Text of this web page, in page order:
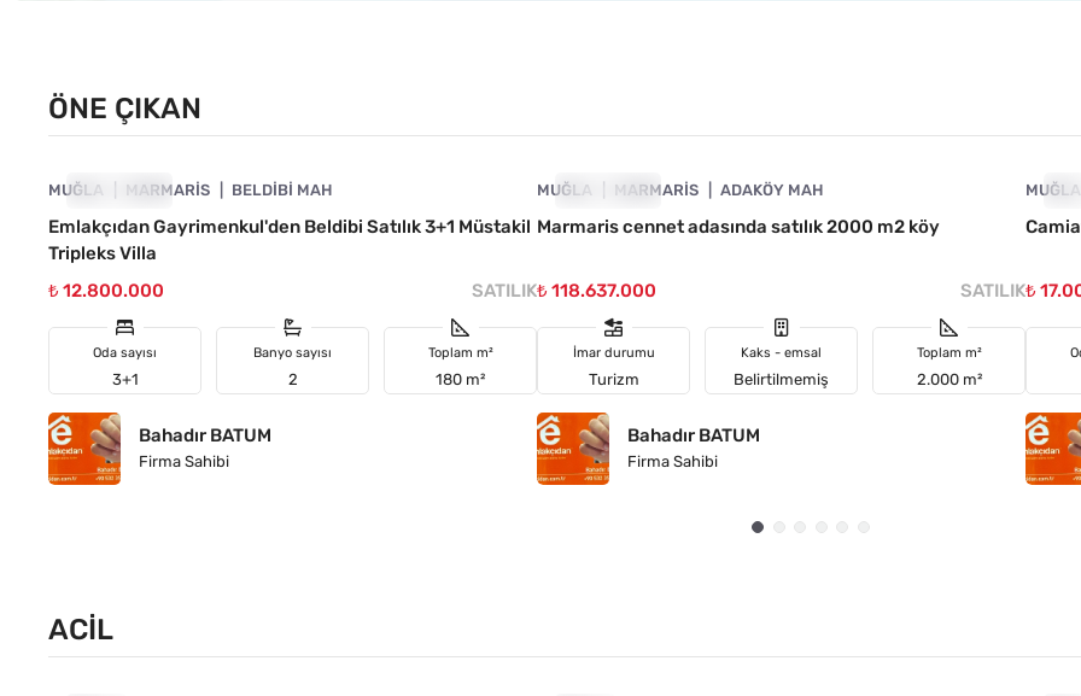
ÖNE ÇIKAN
ÖNE ÇIKAN
MUĞLA MARMARIS BELDIBI MAH
Emlakçıdan Gayrimenkul'den Beldibi Satılık 3+1 Müstakil
Tripleks Villa
₺ 12.800.000
SATILIK
Oda sayısı
3+1
Banyo sayısı
2
Toplam m²
180 m²
Bahadır BATUM
Firma Sahibi
ÖNE ÇIKAN
MUĞLA MARMARIS ADAKÖY MAH
Marmaris cennet adasında satılık 2000 m2 köy
₺ 118.637.000 SATILIK
İmar durumu
Turizm
Kaks - emsal
Belirtilmemiş
Toplam m²
2.000 m²
Bahadır BATUM
Firma Sahibi
MUĞLA
₺
ACIL